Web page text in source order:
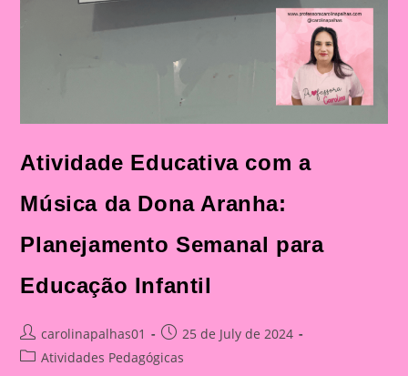
Atividade Educativa com a
Música da Dona Aranha:
Planejamento Semanal para
Educação Infantil
Post
author:
carolinapalhas01
Post
published:
25 de July de 2024
PostAtividades Pedagógicas